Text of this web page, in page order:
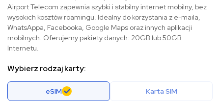
Airport Telecom zapewnia szybki i stabilny internet mobilny, bez
wysokich kosztów roamingu. Idealny do korzystania z e-maila,
WhatsAppa, Facebooka, Google Maps oraz innych aplikacji
mobilnych. Oferujemy pakiety danych: 20GB lub 50GB
Internetu.
Wybierz rodzaj karty:
eSIM Karta SIM